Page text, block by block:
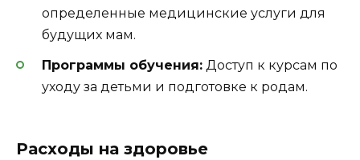
определенные медицинские услуги для
будущих мам.
Программы обучения: Доступ к курсам по
уходу за детьми и подготовке к родам.
Расходы на здоровье